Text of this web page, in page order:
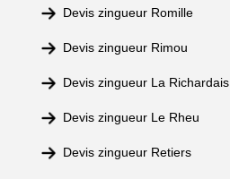
Devis zingueur Romille
Devis zingueur Rimou
Devis zingueur La Richardais
Devis zingueur Le Rheu
Devis zingueur Retiers